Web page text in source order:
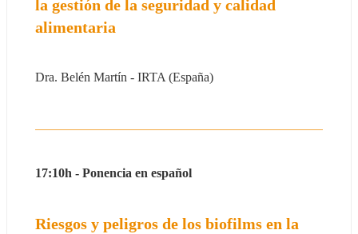
la gestión de la seguridad y calidad
alimentaria
Dra. Belén Martín - IRTA (España)
17:10h - Ponencia en español
Riesgos y peligros de los biofilms en la